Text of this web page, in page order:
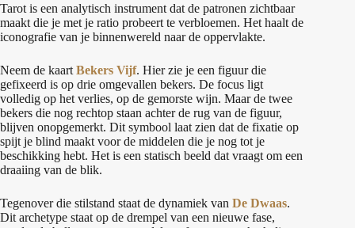
Tarot is een analytisch instrument dat de patronen zichtbaar
maakt die je met je ratio probeert te verbloemen. Het haalt de
iconografie van je binnenwereld naar de oppervlakte.
Neem de kaart Bekers Vijf. Hier zie je een figuur die
gefixeerd is op drie omgevallen bekers. De focus ligt
volledig op het verlies, op de gemorste wijn. Maar de twee
bekers die nog rechtop staan achter de rug van de figuur,
blijven onopgemerkt. Dit symbool laat zien dat de fixatie op
spijt je blind maakt voor de middelen die je nog tot je
beschikking hebt. Het is een statisch beeld dat vraagt om een
draaiing van de blik.
Tegenover die stilstand staat de dynamiek van De Dwaas.
Dit archetype staat op de drempel van een nieuwe fase,